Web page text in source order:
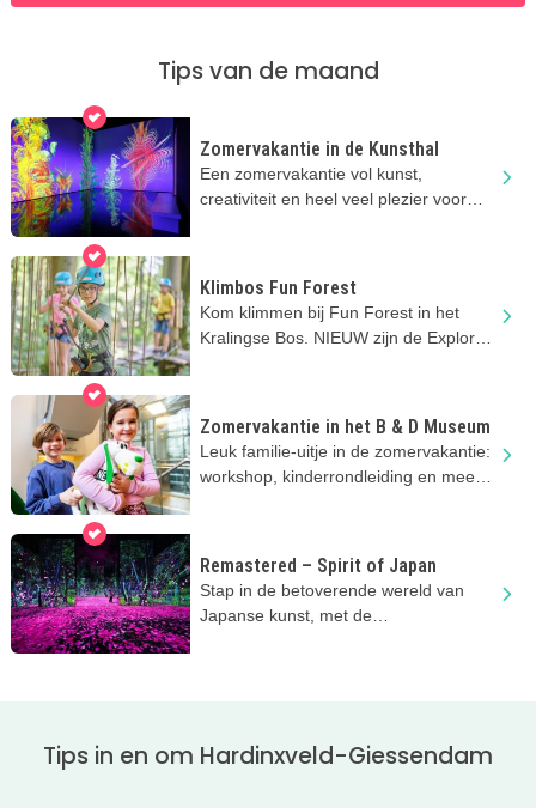
Tips van de maand
Zomervakantie in de Kunsthal
Een zomervakantie vol kunst,
creativiteit en heel veel plezier voor
Klimbos Fun Forest
Kom klimmen bij Fun Forest in het
Kralingse Bos. NIEUW zijn de Explorer
Zomervakantie in het B & D Museum
Leuk familie-uitje in de zomervakantie:
workshop, kinderrondleiding en meer
Remastered – Spirit of Japan
Stap in de betoverende wereld van
Japanse kunst, met de
Tips in en om Hardinxveld-Giessendam